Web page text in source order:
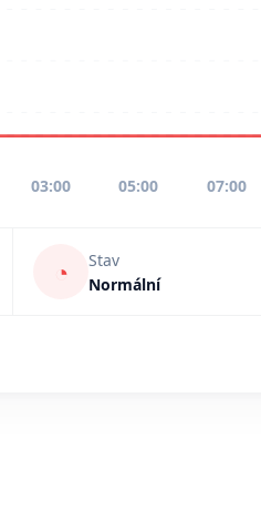
03:00 05:00 07:00
◔
Stav
Normální